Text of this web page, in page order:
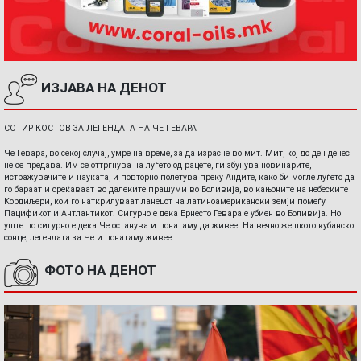
ИЗЈАВА НА ДЕНОТ
СОТИР КОСТОВ ЗА ЛЕГЕНДАТА НА ЧЕ ГЕВАРА
Че Гевара, во секој случај, умре на време, за да израсне во мит. Мит, кој до ден денес
не се предава. Им се оттргнува на луѓето од рацете, ги збунува новинарите,
истражувачите и науката, и повторно полетува преку Андите, како би могле луѓето да
го бараат и среќаваат во далеките прашуми во Боливија, во кањоните на небеските
Кордиљери, кои го наткрилуваат ланецот на латиноамерикански земји помеѓу
Пацификот и Антлантикот. Сигурно е дека Ернесто Гевара е убиен во Боливија. Но
уште по сигурно е дека Че останува и понатаму да живее. На вечно жешкото кубанско
сонце, легендата за Че и понатаму живее.
ФОТО НА ДЕНОТ